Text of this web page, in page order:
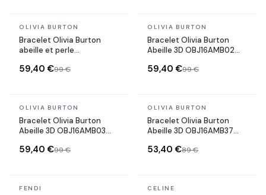
En stock
OLIVIA BURTON
Bracelet Olivia Burton
abeille et perle
59,40 €99 €
En stock
OLIVIA BURTON
Bracelet Olivia Burton
Abeille 3D OBJ16AMB02
59,40 €99 €
En stock
OLIVIA BURTON
Bracelet Olivia Burton
Abeille 3D OBJ16AMB03
59,40 €99 €
En stock
OLIVIA BURTON
Bracelet Olivia Burton
Abeille 3D OBJ16AMB37
53,40 €89 €
En stock
FENDI En stock
CELINE